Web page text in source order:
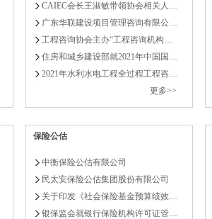
CAIEC会长王淑敏带领协会相关人…
广东华联建设项目管理咨询有限公…
工程咨询协会主办“工程咨询机构…
住房和城乡建设部就2021年中国国…
2021年水利水电工程全过程工程咨…
更多>>
保险公估
中衡保险公估有限公司
民太安保险公估集团股份有限公司
关于印发《社会保险基金预算绩效…
银保监会就银行保险机构许可证管…